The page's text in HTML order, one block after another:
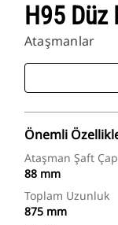
H95 Düz
Ataşmanlar
Önemli
Ataşman Şaft
88 mm
Toplam Uzunluk
875 mm